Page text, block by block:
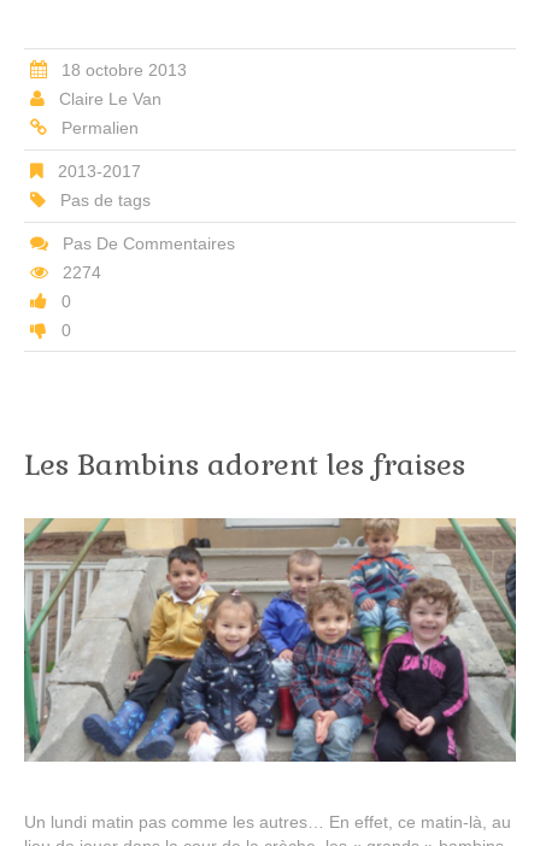
18 octobre 2013
Claire Le Van
Permalien
2013-2017
Pas de tags
Pas De Commentaires
2274
0
0
Les Bambins adorent les fraises
Un lundi matin pas comme les autres… En effet, ce matin-là, au